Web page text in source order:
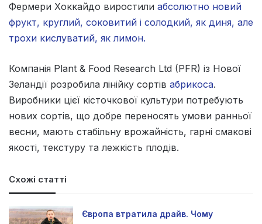
Фермери Хоккайдо виростили абсолютно новий
фрукт, круглий, соковитий і солодкий, як диня, але
трохи кислуватий, як лимон.
Компанія Plant & Food Research Ltd (PFR) із Нової
Зеландії розробила лінійку сортів абрикоса.
Виробники цієї кісточкової культури потребують
нових сортів, що добре переносять умови ранньої
весни, мають стабільну врожайність, гарні смакові
якості, текстуру та лежкість плодів.
Схожі статті
Європа втратила драйв. Чому